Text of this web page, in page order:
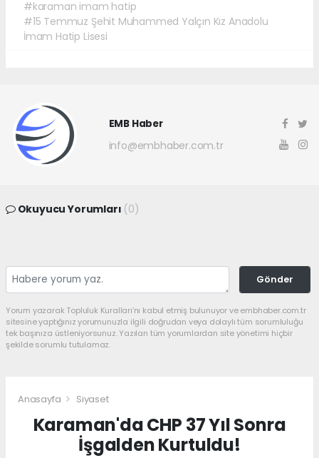
#karaman imam hatip
#15 Temmuz Şehit Muhammed Yalçın Kız Anadolu
İmam Hatip Lisesi
EMB Haber
info@embhaber.com.tr
Okuyucu Yorumları (0)
Gönder
Yorum yazarak Topluluk Kuralları’nı kabul etmiş bulunuyor ve embhaber.com.tr
sitesine yaptığınız yorumunuzla ilgili doğrudan veya dolaylı tüm sorumluluğu
tek başınıza üstleniyorsunuz. Yazılan tüm yorumlardan site yönetimi hiçbir
şekilde sorumlu tutulamaz.
Anasayfa Siyaset
Karaman'da CHP 37 Yıl Sonra
İşgalden Kurtuldu!